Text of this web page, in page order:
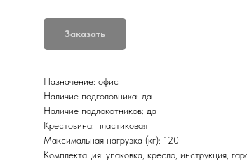
Заказать
Назначение: офис
Наличие подголовника: да
Наличие подлокотников: да
Крестовина: пластиковая
Максимальная нагрузка (кг): 120
Комплектация: упаковка, кресло, инструкция,